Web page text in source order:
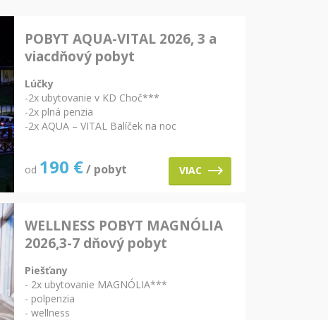
POBYT AQUA-VITAL 2026, 3 a
viacdňový pobyt
Lúčky
-2x ubytovanie v KD Choč***
-2x plná penzia
-2x AQUA – VITAL Balíček na noc
od 190 €/ pobyt VIAC
WELLNESS POBYT MAGNÓLIA
2026,3-7 dňový pobyt
Piešťany
- 2x ubytovanie MAGNÓLIA***
- polpenzia
- wellness